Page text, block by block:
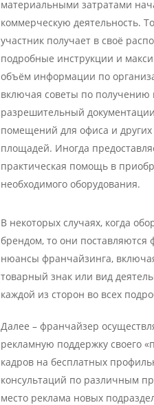
материальными затратами
коммерческую деятельность.
участник получает в своё
подробные инструкции и
объём информации по
включая советы по получению
разрешительный
помещений для офиса и
площадей. Иногда
практическая помощь в
необходимого оборудования.
В некоторых случаях, когда
брендом, то они
нюансы франчайзинга,
товарный знак или вид
каждой из сторон во всех
Далее – франчайзер
рекламную поддержку своего
кадров на бесплатных
консультаций по различным
место реклама новых